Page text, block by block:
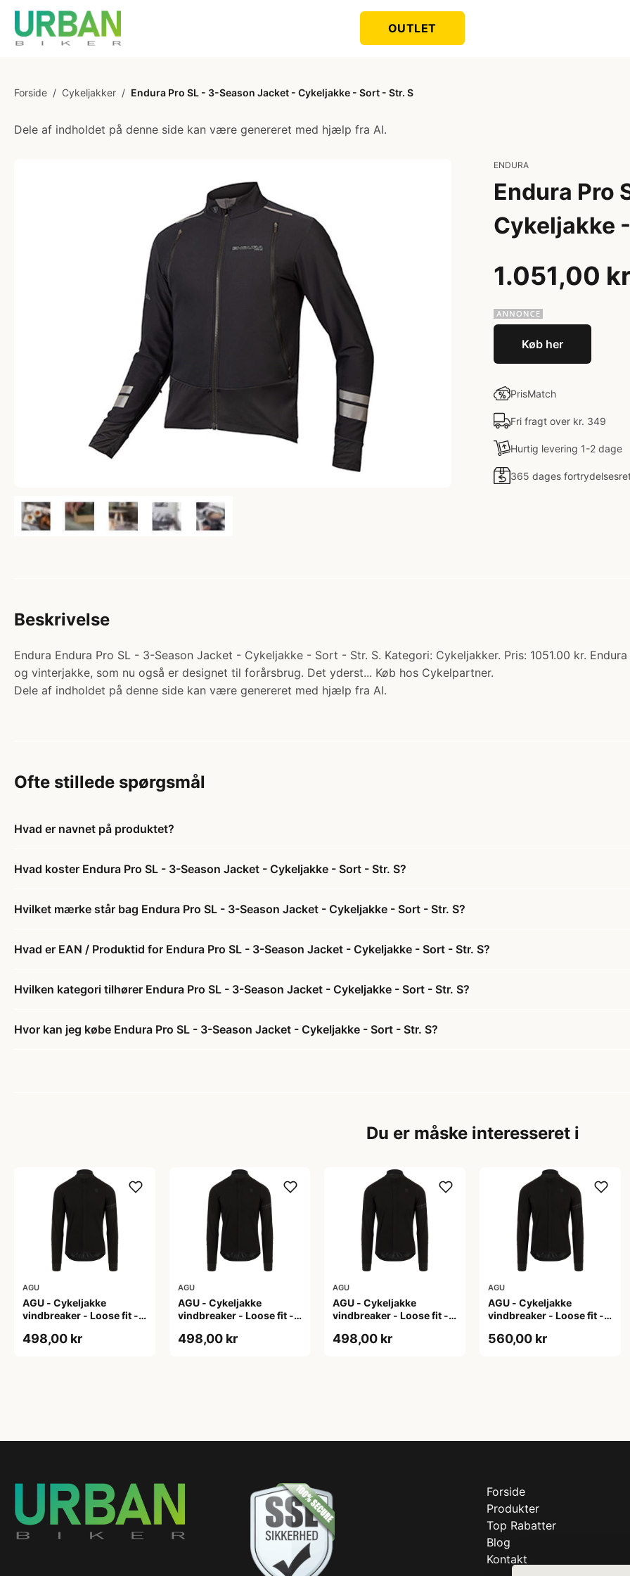
OUTLET
Forside / Cykeljakker / Endura Pro SL - 3-Season Jacket - Cykeljakke - Sort - Str. S
Dele af indholdet på denne side kan være genereret med hjælp fra AI.
ENDURA
Endura Pro
Cykeljakke
1.051,00
Køb her
PrisMatch
Fri fragt over kr. 349
Hurtig levering 1-2 dage
365 dages
Beskrivelse
Endura Endura Pro SL - 3-Season Jacket - Cykeljakke - Sort - Str. S. Kategori: Cykeljakker. Pris: 1051.00 kr.
og vinterjakke, som nu også er designet til forårsbrug. Det yderst... Køb hos Cykelpartner.
Dele af indholdet på denne side kan være genereret med hjælp fra AI.
Ofte stillede spørgsmål
Hvad er navnet på produktet?
Hvad koster Endura Pro SL - 3-Season Jacket - Cykeljakke - Sort - Str. S?
Hvilket mærke står bag Endura Pro SL - 3-Season Jacket - Cykeljakke - Sort - Str. S?
Hvad er EAN / Produktid for Endura Pro SL - 3-Season Jacket - Cykeljakke - Sort - Str. S?
Hvilken kategori tilhører Endura Pro SL - 3-Season Jacket - Cykeljakke - Sort - Str. S?
Hvor kan jeg købe Endura Pro SL - 3-Season Jacket - Cykeljakke - Sort - Str. S?
Du er måske interesseret i
AGU
AGU - Cykeljakke
vindbreaker - Loose fit -
498,00 kr
AGU
AGU - Cykeljakke
vindbreaker - Loose fit -
498,00 kr
AGU
AGU - Cykeljakke
vindbreaker - Loose fit -
498,00 kr
AGU
AGU - Cykeljakke
vindbreaker - Loose fit -
560,00 kr
Forside
Produkter
Top Rabatter
Blog
Kontakt